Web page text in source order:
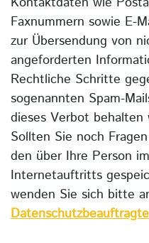
Faxnummern sowie E-
zur Übersendung von
angeforderten
Rechtliche Schritte
sogenannten Spam-
dieses Verbot behalten
Sollten Sie noch
den über Ihre Person
Internetauftritts
wenden Sie sich bitte